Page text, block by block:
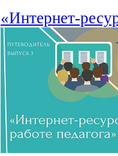
«Интернет-